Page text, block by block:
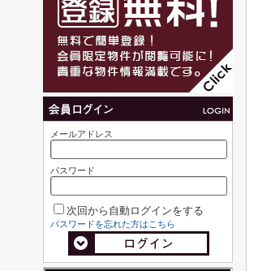
メールアドレス
パスワード
次回から自動ログインをする
パスワードを忘れた方はこちら